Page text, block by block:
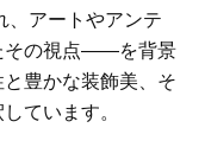
アートやアンテ
その視点――を背景
豊かな装飾美、そ
ています。